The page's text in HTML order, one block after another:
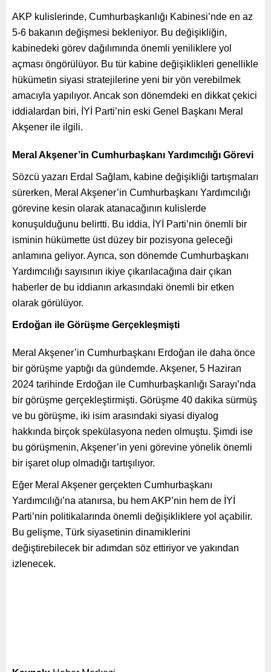
AKP kulislerinde, Cumhurbaşkanlığı Kabinesi’nde en az
5-6 bakanın değişmesi bekleniyor. Bu değişikliğin,
kabinedeki görev dağılımında önemli yeniliklere yol
açması öngörülüyor. Bu tür kabine değişiklikleri genellikle
hükümetin siyasi stratejilerine yeni bir yön verebilmek
amacıyla yapılıyor. Ancak son dönemdeki en dikkat çekici
iddialardan biri, İYİ Parti’nin eski Genel Başkanı Meral
Akşener ile ilgili.
Meral Akşener’in Cumhurbaşkanı Yardımcılığı Görevi
Sözcü yazarı Erdal Sağlam, kabine değişikliği tartışmaları
sürerken, Meral Akşener’in Cumhurbaşkanı Yardımcılığı
görevine kesin olarak atanacağının kulislerde
konuşulduğunu belirtti. Bu iddia, İYİ Parti’nin önemli bir
isminin hükümette üst düzey bir pozisyona geleceği
anlamına geliyor. Ayrıca, son dönemde Cumhurbaşkanı
Yardımcılığı sayısının ikiye çıkarılacağına dair çıkan
haberler de bu iddianın arkasındaki önemli bir etken
olarak görülüyor.
Erdoğan ile Görüşme Gerçekleşmişti
Meral Akşener’in Cumhurbaşkanı Erdoğan ile daha önce
bir görüşme yaptığı da gündemde. Akşener, 5 Haziran
2024 tarihinde Erdoğan ile Cumhurbaşkanlığı Sarayı’nda
bir görüşme gerçekleştirmişti. Görüşme 40 dakika sürmüş
ve bu görüşme, iki isim arasındaki siyasi diyalog
hakkında birçok spekülasyona neden olmuştu. Şimdi ise
bu görüşmenin, Akşener’in yeni görevine yönelik önemli
bir işaret olup olmadığı tartışılıyor.
Eğer Meral Akşener gerçekten Cumhurbaşkanı
Yardımcılığı’na atanırsa, bu hem AKP’nin hem de İYİ
Parti’nin politikalarında önemli değişikliklere yol açabilir.
Bu gelişme, Türk siyasetinin dinamiklerini
değiştirebilecek bir adımdan söz ettiriyor ve yakından
izlenecek.